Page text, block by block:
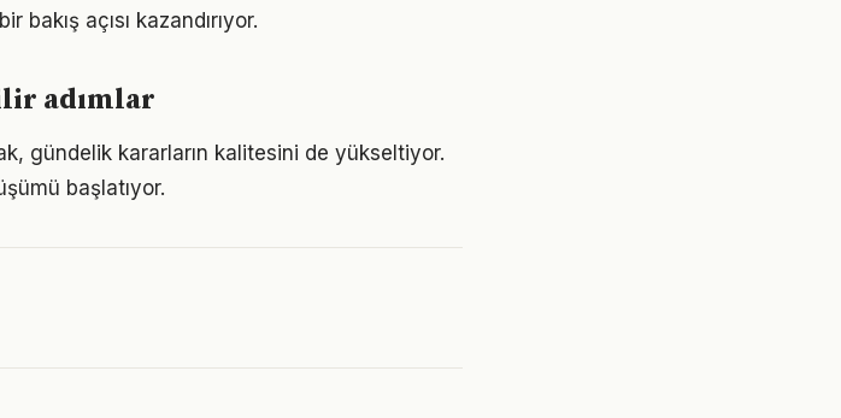
açısı kazandırıyor.
adımlar
gündelik kararların kalitesini de yükseltiyor.
başlatıyor.